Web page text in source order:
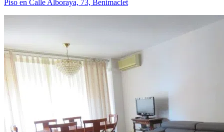
Piso en Calle Alboraya, 73, Benimaclet